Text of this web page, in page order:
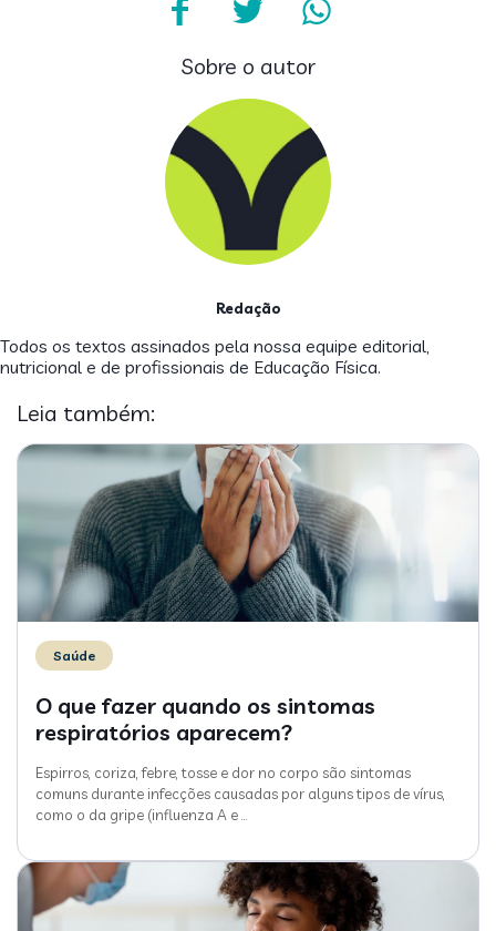
Sobre o autor
Redação
Todos os textos assinados pela nossa equipe editorial,
nutricional e de profissionais de Educação Física.
Leia também:
Saúde
O que fazer quando os sintomas
respiratórios aparecem?
Espirros, coriza, febre, tosse e dor no corpo são sintomas
comuns durante infecções causadas por alguns tipos de vírus,
como o da gripe (influenza A e…